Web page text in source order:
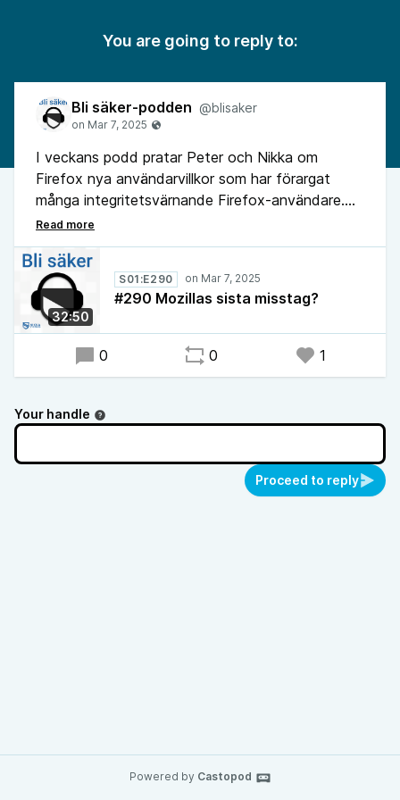
You are going to reply to:
Bli säker-podden @blisaker
I veckans podd pratar Peter och Nikka om
Firefox nya användarvillkor som har förargat
många integritetsvärnande Firefox-användare.
Podduon diskuterar hur kontroversen påverkar
Firefox överlevnadschanser och ställer sig
frågan: begick Mozilla precis sitt allra sista
misstag?
32:50
S01:E290
#290 Mozillas sista misstag?
0 0 1
Your handle
Proceed to reply
Powered by Castopod